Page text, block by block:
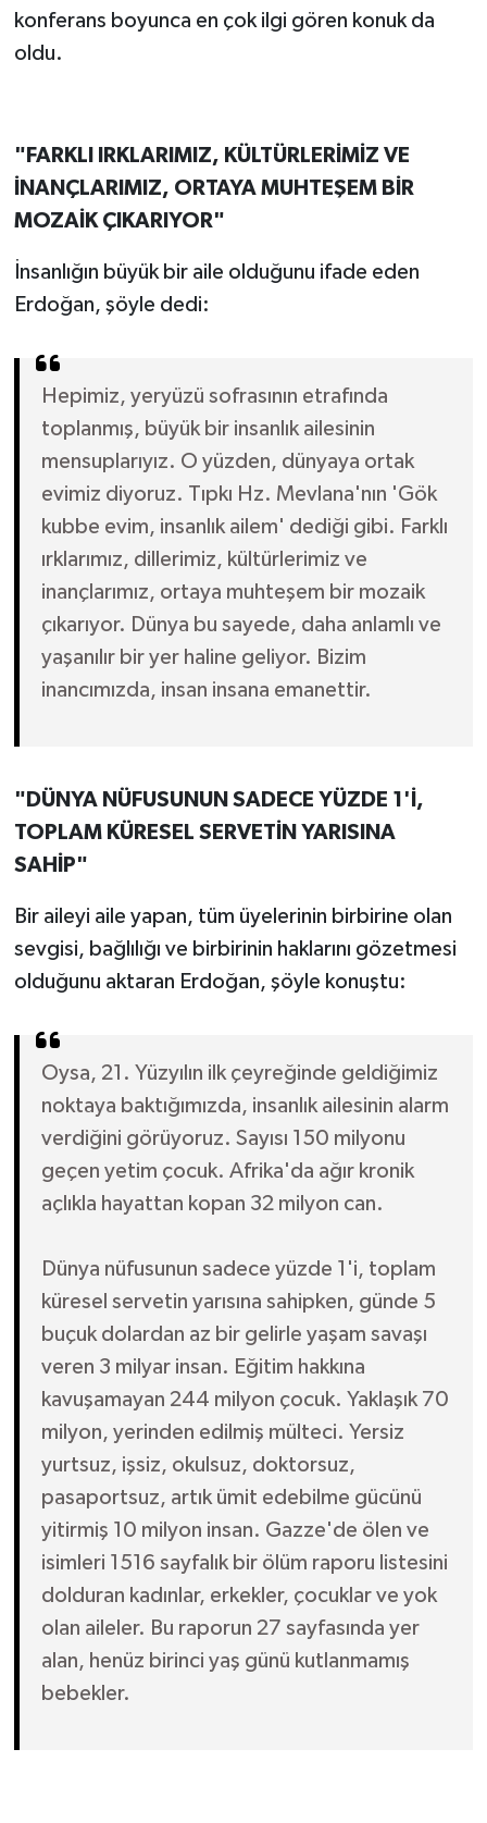
konferans boyunca en çok ilgi gören konuk da
oldu.
"FARKLI IRKLARIMIZ, KÜLTÜRLERİMİZ VE
İNANÇLARIMIZ, ORTAYA MUHTEŞEM BİR
MOZAİK ÇIKARIYOR"
İnsanlığın büyük bir aile olduğunu ifade eden
Erdoğan, şöyle dedi:
Hepimiz, yeryüzü sofrasının etrafında
toplanmış, büyük bir insanlık ailesinin
mensuplarıyız. O yüzden, dünyaya ortak
evimiz diyoruz. Tıpkı Hz. Mevlana'nın 'Gök
kubbe evim, insanlık ailem' dediği gibi. Farklı
ırklarımız, dillerimiz, kültürlerimiz ve
inançlarımız, ortaya muhteşem bir mozaik
çıkarıyor. Dünya bu sayede, daha anlamlı ve
yaşanılır bir yer haline geliyor. Bizim
inancımızda, insan insana emanettir.
"DÜNYA NÜFUSUNUN SADECE YÜZDE 1'İ,
TOPLAM KÜRESEL SERVETİN YARISINA
SAHİP"
Bir aileyi aile yapan, tüm üyelerinin birbirine olan
sevgisi, bağlılığı ve birbirinin haklarını gözetmesi
olduğunu aktaran Erdoğan, şöyle konuştu:
Oysa, 21. Yüzyılın ilk çeyreğinde geldiğimiz
noktaya baktığımızda, insanlık ailesinin alarm
verdiğini görüyoruz. Sayısı 150 milyonu
geçen yetim çocuk. Afrika'da ağır kronik
açlıkla hayattan kopan 32 milyon can.
Dünya nüfusunun sadece yüzde 1'i, toplam
küresel servetin yarısına sahipken, günde 5
buçuk dolardan az bir gelirle yaşam savaşı
veren 3 milyar insan. Eğitim hakkına
kavuşamayan 244 milyon çocuk. Yaklaşık 70
milyon, yerinden edilmiş mülteci. Yersiz
yurtsuz, işsiz, okulsuz, doktorsuz,
pasaportsuz, artık ümit edebilme gücünü
yitirmiş 10 milyon insan. Gazze'de ölen ve
isimleri 1516 sayfalık bir ölüm raporu listesini
dolduran kadınlar, erkekler, çocuklar ve yok
olan aileler. Bu raporun 27 sayfasında yer
alan, henüz birinci yaş günü kutlanmamış
bebekler.